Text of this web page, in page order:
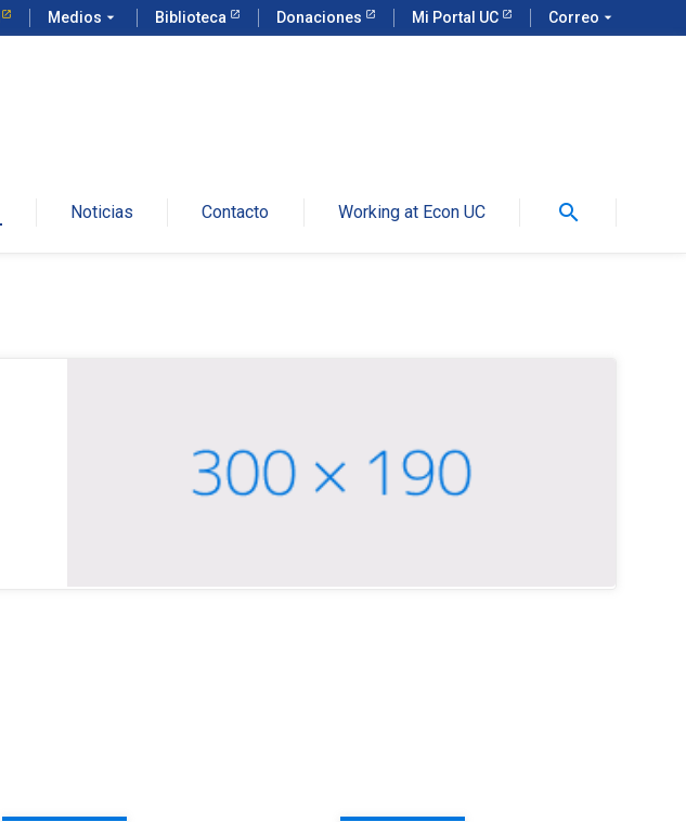
Medios arrow_drop_down Biblioteca Donaciones Mi Portal UC Correo arrow_drop_down
Noticias Contacto Working at Econ UC search